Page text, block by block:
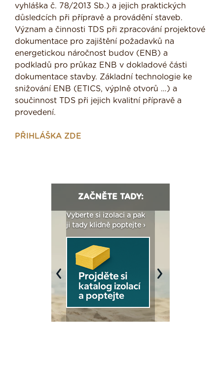
vyhláška č. 78/2013 Sb.) a jejich praktických
důsledcích při přípravě a provádění staveb.
Význam a činnosti TDS při zpracování projektové
dokumentace pro zajištění požadavků na
energetickou náročnost budov (ENB) a
podkladů pro průkaz ENB v dokladové části
dokumentace stavby. Základní technologie ke
snižování ENB (ETICS, výplně otvorů …) a
součinnost TDS při jejich kvalitní přípravě a
provedení.
PŘIHLÁŠKA ZDE
ZAČNĚTE TADY:
Vyberte si izolaci a pak
ji tady klidně poptejte ›
Previous Next